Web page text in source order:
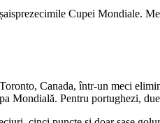
Cupei Mondiale.
Canada, într-un meci
Mondială. Pentru portughezi,